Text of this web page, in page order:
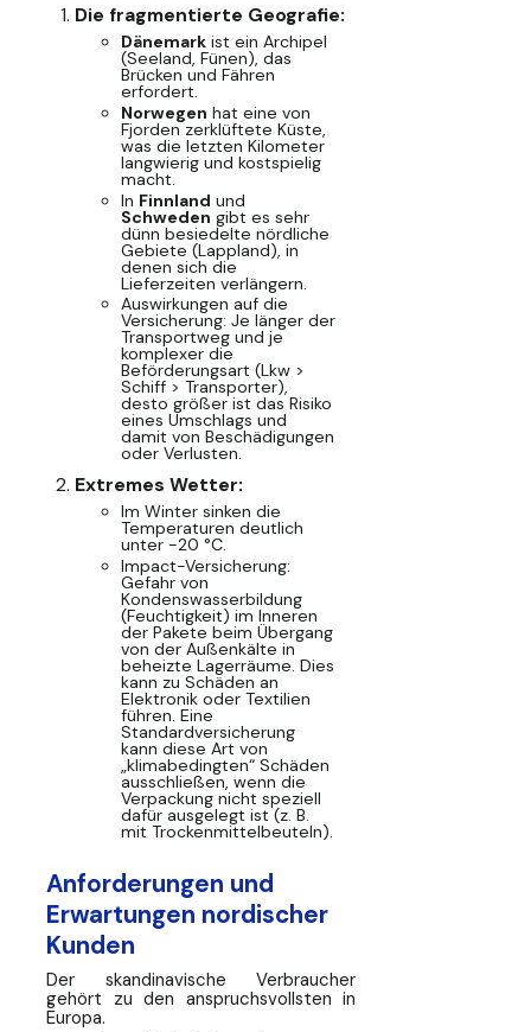
Die fragmentierte Geografie:
Dänemark ist ein Archipel
(Seeland, Fünen), das
Brücken und Fähren
erfordert.
Norwegen hat eine von
Fjorden zerklüftete Küste,
was die letzten Kilometer
langwierig und kostspielig
macht.
In Finnland und
Schweden gibt es sehr
dünn besiedelte nördliche
Gebiete (Lappland), in
denen sich die
Lieferzeiten verlängern.
Auswirkungen auf die
Versicherung: Je länger der
Transportweg und je
komplexer die
Beförderungsart (Lkw >
Schiff > Transporter),
desto größer ist das Risiko
eines Umschlags und
damit von Beschädigungen
oder Verlusten.
Extremes Wetter:
Im Winter sinken die
Temperaturen deutlich
unter -20 °C.
Impact-Versicherung:
Gefahr von
Kondenswasserbildung
(Feuchtigkeit) im Inneren
der Pakete beim Übergang
von der Außenkälte in
beheizte Lagerräume. Dies
kann zu Schäden an
Elektronik oder Textilien
führen. Eine
Standardversicherung
kann diese Art von
„klimabedingten“ Schäden
ausschließen, wenn die
Verpackung nicht speziell
dafür ausgelegt ist (z. B.
mit Trockenmittelbeuteln).
Anforderungen und
Erwartungen nordischer
Kunden
Der skandinavische Verbraucher
gehört zu den anspruchsvollsten in
Europa.